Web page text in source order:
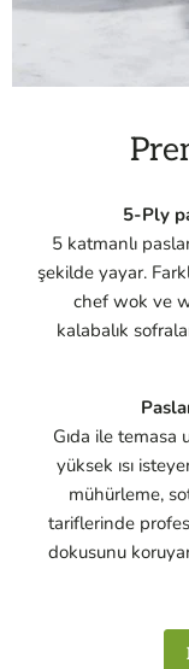
5-Ply
5 katmanlı
şekilde yayar.
chef wok ve
kalabalık
Gıda ile
yüksek ısı
mühürleme,
tariflerinde
dokusunu